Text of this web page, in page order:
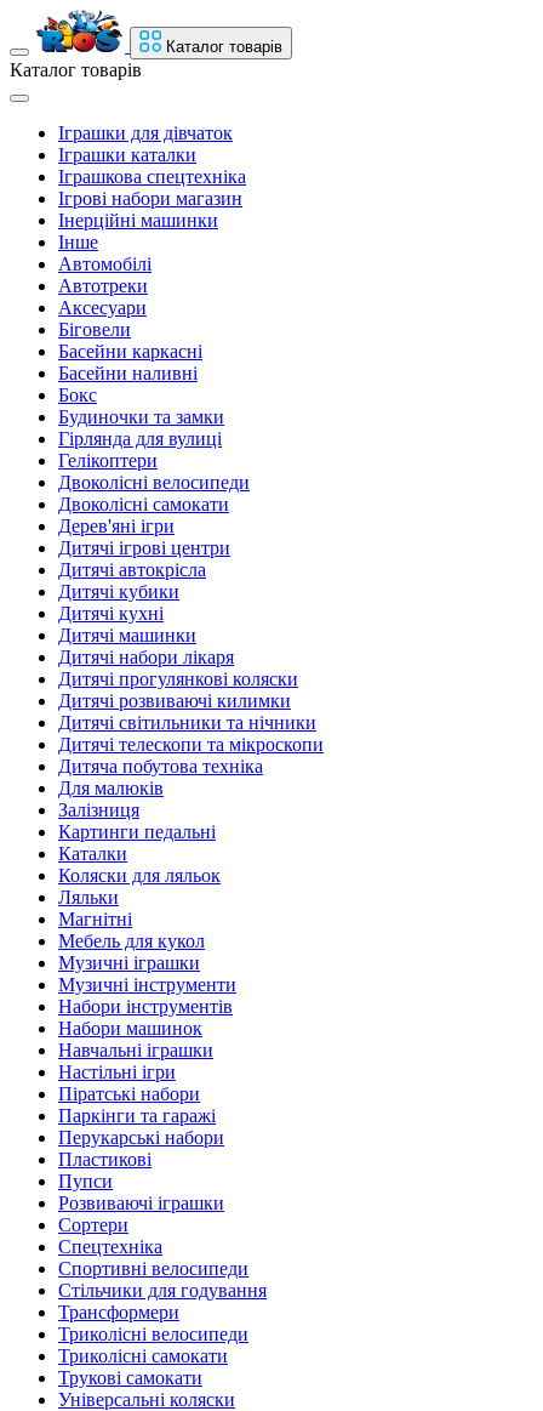
Каталог товарів
Каталог товарів
Іграшки для дівчаток
Іграшки каталки
Іграшкова спецтехніка
Ігрові набори магазин
Інерційні машинки
Інше
Автомобілі
Автотреки
Аксесуари
Біговели
Басейни каркасні
Басейни наливні
Бокс
Будиночки та замки
Гірлянда для вулиці
Гелікоптери
Двоколісні велосипеди
Двоколісні самокати
Дерев'яні ігри
Дитячі ігрові центри
Дитячі автокрісла
Дитячі кубики
Дитячі кухні
Дитячі машинки
Дитячі набори лікаря
Дитячі прогулянкові коляски
Дитячі розвиваючі килимки
Дитячі світильники та нічники
Дитячі телескопи та мікроскопи
Дитяча побутова техніка
Для малюків
Залізниця
Картинги педальні
Каталки
Коляски для ляльок
Ляльки
Магнітні
Мебель для кукол
Музичні іграшки
Музичні інструменти
Набори інструментів
Набори машинок
Навчальні іграшки
Настільні ігри
Піратські набори
Паркінги та гаражі
Перукарські набори
Пластикові
Пупси
Розвиваючі іграшки
Сортери
Спецтехніка
Спортивні велосипеди
Стільчики для годування
Трансформери
Триколісні велосипеди
Триколісні самокати
Трукові самокати
Універсальні коляски